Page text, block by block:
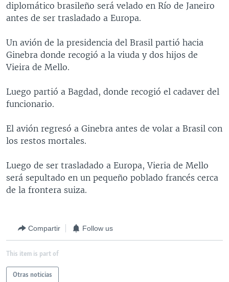
VENEZUELA
NICARAGUA
ECONOMÍA
TECNOLOGÍA
DEPORTES
MULTIMEDIA
FOTOGRAFÍA
AUDIOS
EL MUNDO AL DÍA
FORO INTERAMERICANO
LAS CLAVES
RADIO
AVANCE INFORMATIVO
BUENOS DÍAS AMÉRICA
EL MUNDO AL DÍA [RADIO]
DEPORTIVO INTERNACIONAL
NOTA ECONÓMICA
DIRECT
SÍGANOS
Idiomas
diplomático brasileño será velado en Río de Janeiro
antes de ser trasladado a Europa.
Un avión de la presidencia del Brasil partió hacia
Ginebra donde recogió a la viuda y dos hijos de
Vieira de Mello.
Luego partió a Bagdad, donde recogió el cadaver del
funcionario.
El avión regresó a Ginebra antes de volar a Brasil con
los restos mortales.
Luego de ser trasladado a Europa, Vieria de Mello
será sepultado en un pequeño poblado francés cerca
de la frontera suiza.
Compartir Follow us
This item is part of
Otras noticias